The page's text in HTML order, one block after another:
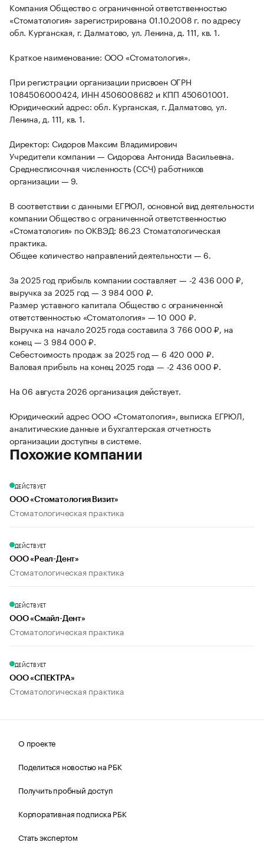
Компания Общество с ограниченной ответственностью
«Стоматология» зарегистрирована 01.10.2008 г. по адресу
обл. Курганская, г. Далматово, ул. Ленина, д. 111, кв. 1.
Краткое наименование: ООО «Стоматология».
При регистрации организации присвоен ОГРН
1084506000424, ИНН 4506008682 и КПП 450601001.
Юридический адрес: обл. Курганская, г. Далматово, ул.
Ленина, д. 111, кв. 1.
Директор: Сидоров Максим Владимирович
Учредители компании — Сидорова Антонида Васильевна.
Среднесписочная численность (ССЧ) работников
организации — 9.
В соответствии с данными ЕГРЮЛ, основной вид деятельности
компании Общество с ограниченной ответственностью
«Стоматология» по ОКВЭД: 86.23 Стоматологическая
практика.
Общее количество направлений деятельности — 6.
За 2025 год прибыль компании составляет — -2 436 000 ₽,
выручка за 2025 год — 3 984 000 ₽.
Размер уставного капитала Общество с ограниченной
ответственностью «Стоматология» — 10 000 ₽.
Выручка на начало 2025 года составила 3 766 000 ₽, на
конец — 3 984 000 ₽.
Себестоимость продаж за 2025 год — 6 420 000 ₽.
Валовая прибыль на конец 2025 года — -2 436 000 ₽.
На 06 августа 2026 организация действует.
Юридический адрес ООО «Стоматология», выписка ЕГРЮЛ,
аналитические данные и бухгалтерская отчетность
организации доступны в системе.
Похожие компании
ДЕЙСТВУЕТ
ООО «Стоматология Визит»
Стоматологическая практика
ДЕЙСТВУЕТ
ООО «Реал-Дент»
Стоматологическая практика
ДЕЙСТВУЕТ
ООО «Смайл-Дент»
Стоматологическая практика
ДЕЙСТВУЕТ
ООО «СПЕКТРА»
Стоматологическая практика
О проекте
Поделиться новостью на РБК
Получить пробный доступ
Корпоративная подписка РБК
Стать экспертом